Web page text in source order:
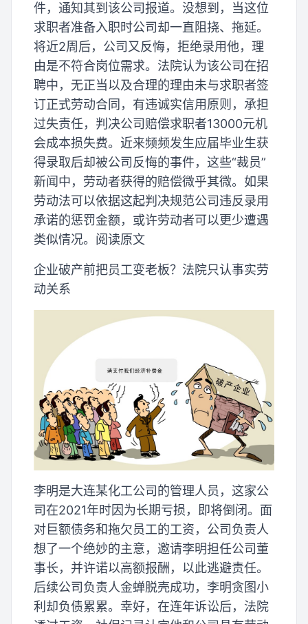
件，通知其到该公司报道。没想到，当这位
求职者准备入职时公司却一直阻挠、拖延。
将近2周后，公司又反悔，拒绝录用他，理
由是不符合岗位需求。法院认为该公司在招
聘中，无正当以及合理的理由未与求职者签
订正式劳动合同，有违诚实信用原则，承担
过失责任，判决公司赔偿求职者13000元机
会成本损失费。近来频频发生应届毕业生获
得录取后却被公司反悔的事件，这些“裁员”
新闻中，劳动者获得的赔偿微乎其微。如果
劳动法可以依据这起判决规范公司违反录用
承诺的惩罚金额，或许劳动者可以更少遭遇
类似情况。阅读原文
企业破产前把员工变老板？法院只认事实劳
动关系
李明是大连某化工公司的管理人员，这家公
司在2021年时因为长期亏损，即将倒闭。面
对巨额债务和拖欠员工的工资，公司负责人
想了一个绝妙的主意，邀请李明担任公司董
事长，并许诺以高额报酬，以此逃避责任。
后续公司负责人金蝉脱壳成功，李明贪图小
利却负债累累。幸好，在连年诉讼后，法院